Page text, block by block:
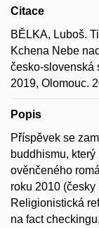
Citace
BĚLKA, Luboš.
Kchena Nebe
česko-slovenská
2019, Olomouc.
Popis
Příspěvek se
buddhismu,
ověnčeného
roku 2010
Religionistická
na fact